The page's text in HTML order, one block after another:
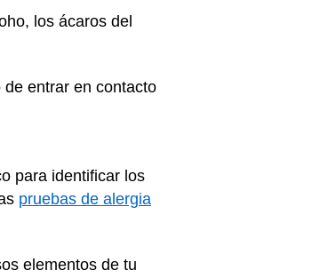
los ácaros del
entrar en contacto
para identificar los
pruebas de alergia
elementos de tu